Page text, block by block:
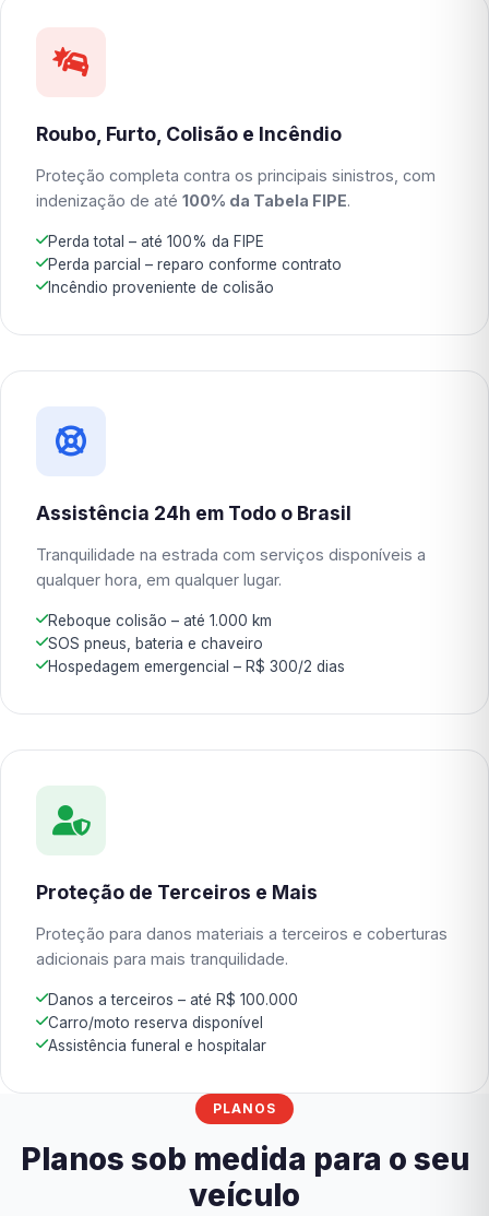
Roubo, Furto, Colisão e Incêndio
Proteção completa contra os principais sinistros, com
indenização de até 100% da Tabela FIPE.
Perda total – até 100% da FIPE
Perda parcial – reparo conforme contrato
Incêndio proveniente de colisão
Assistência 24h em Todo o Brasil
Tranquilidade na estrada com serviços disponíveis a
qualquer hora, em qualquer lugar.
Reboque colisão – até 1.000 km
SOS pneus, bateria e chaveiro
Hospedagem emergencial – R$ 300/2 dias
Proteção de Terceiros e Mais
Proteção para danos materiais a terceiros e coberturas
adicionais para mais tranquilidade.
Danos a terceiros – até R$ 100.000
Carro/moto reserva disponível
Assistência funeral e hospitalar
PLANOS
Planos sob medida para o seu
veículo